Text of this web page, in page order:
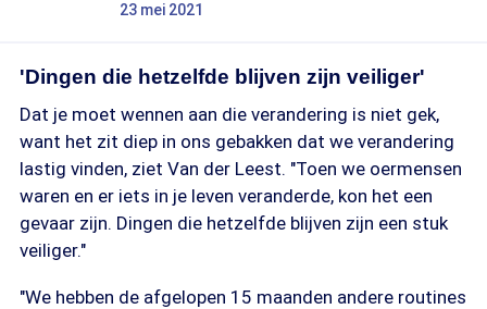
23 mei 2021
'Dingen die hetzelfde blijven zijn veiliger'
Dat je moet wennen aan die verandering is niet gek,
want het zit diep in ons gebakken dat we verandering
lastig vinden, ziet Van der Leest. "Toen we oermensen
waren en er iets in je leven veranderde, kon het een
gevaar zijn. Dingen die hetzelfde blijven zijn een stuk
veiliger."
"We hebben de afgelopen 15 maanden andere routines